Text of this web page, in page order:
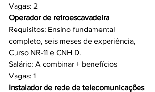
Vagas: 2
Operador de retroescavadeira
Requisitos: Ensino fundamental
completo, seis meses de experiência,
Curso NR-11 e CNH D.
Salário: A combinar + benefícios
Vagas: 1
Instalador de rede de telecomunicações